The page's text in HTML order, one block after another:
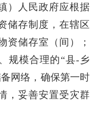
）人民政府应根据
储存制度，在辖区
资储存室（间）；
规模合理的“县-乡
网络，确保第一时
，妥善安置受灾群